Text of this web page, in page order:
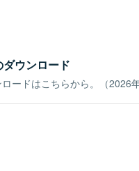
ウンロード
ードはこちらから。（2026